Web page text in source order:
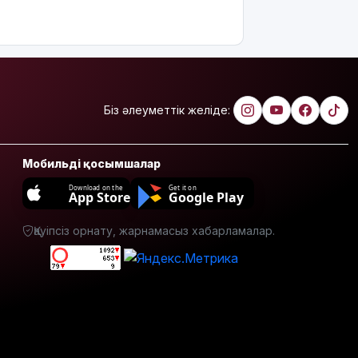
өтті
оппозиция
келіссөзге
кірісті
7 тамызға
ауа райы
болжамы
Біз әлеуметтік желіде:
Мобильді қосымшалар
Download on the
App Store
Get it on
Google Play
Қауіпсіз орнату, жарнамасыз хабарламалар.